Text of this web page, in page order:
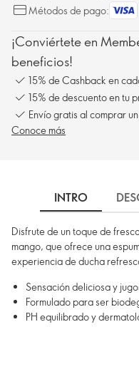
Métodos de pago:
¡Conviértete en
beneficios!
15% de Cashback en
15% de descuento en tu
Conoce más
INTRO
Disfrute de un toque de
mango, que ofrece una
experiencia de ducha
Sensación deliciosa y
Formulado para ser
PH equilibrado y